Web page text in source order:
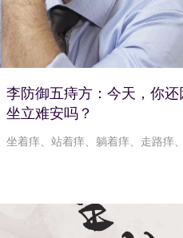
李防御五痔方：今天，你还
坐立难安吗？